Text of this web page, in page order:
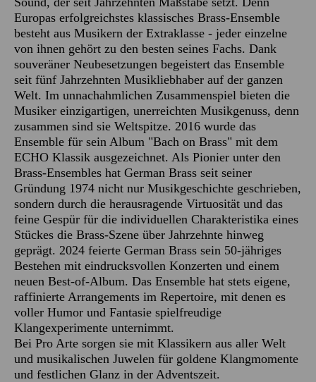
Europas erfolgreichstes klassisches Brass-Ensemble
besteht aus Musikern der Extraklasse - jeder einzelne
von ihnen gehört zu den besten seines Fachs. Dank
souveräner Neubesetzungen begeistert das Ensemble
seit fünf Jahrzehnten Musikliebhaber auf der ganzen
Welt. Im unnachahmlichen Zusammenspiel bieten die
Musiker einzigartigen, unerreichten Musikgenuss, denn
zusammen sind sie Weltspitze. 2016 wurde das
Ensemble für sein Album "Bach on Brass" mit dem
ECHO Klassik ausgezeichnet. Als Pionier unter den
Brass-Ensembles hat German Brass seit seiner
Gründung 1974 nicht nur Musikgeschichte geschrieben,
sondern durch die herausragende Virtuosität und das
feine Gespür für die individuellen Charakteristika eines
Stückes die Brass-Szene über Jahrzehnte hinweg
geprägt. 2024 feierte German Brass sein 50-jähriges
Bestehen mit eindrucksvollen Konzerten und einem
neuen Best-of-Album. Das Ensemble hat stets eigene,
raffinierte Arrangements im Repertoire, mit denen es
voller Humor und Fantasie spielfreudige
Klangexperimente unternimmt.
Bei Pro Arte sorgen sie mit Klassikern aus aller Welt
und musikalischen Juwelen für goldene Klangmomente
und festlichen Glanz in der Adventszeit.